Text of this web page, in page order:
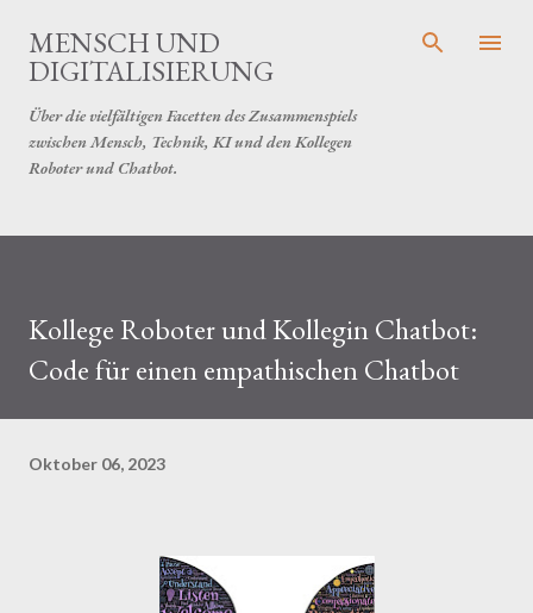
Direkt zum Hauptbereich
MENSCH UND
DIGITALISIERUNG
Über die vielfältigen Facetten des Zusammenspiels
zwischen Mensch, Technik, KI und den Kollegen
Roboter und Chatbot.
Kollege Roboter und Kollegin Chatbot:
Code für einen empathischen Chatbot
Oktober 06, 2023